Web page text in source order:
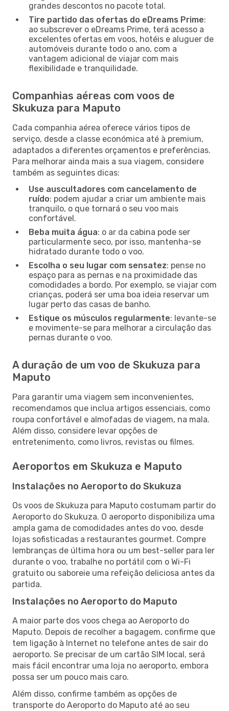
grandes descontos no pacote total.
Tire partido das ofertas do eDreams Prime:
ao subscrever o eDreams Prime, terá acesso a
excelentes ofertas em voos, hotéis e aluguer de
automóveis durante todo o ano, com a
vantagem adicional de viajar com mais
flexibilidade e tranquilidade.
Companhias aéreas com voos de
Skukuza para Maputo
Cada companhia aérea oferece vários tipos de
serviço, desde a classe económica até à premium,
adaptados a diferentes orçamentos e preferências.
Para melhorar ainda mais a sua viagem, considere
também as seguintes dicas:
Use auscultadores com cancelamento de
ruído: podem ajudar a criar um ambiente mais
tranquilo, o que tornará o seu voo mais
confortável.
Beba muita água: o ar da cabina pode ser
particularmente seco, por isso, mantenha-se
hidratado durante todo o voo.
Escolha o seu lugar com sensatez: pense no
espaço para as pernas e na proximidade das
comodidades a bordo. Por exemplo, se viajar com
crianças, poderá ser uma boa ideia reservar um
lugar perto das casas de banho.
Estique os músculos regularmente: levante-se
e movimente-se para melhorar a circulação das
pernas durante o voo.
A duração de um voo de Skukuza para
Maputo
Para garantir uma viagem sem inconvenientes,
recomendamos que inclua artigos essenciais, como
roupa confortável e almofadas de viagem, na mala.
Além disso, considere levar opções de
entretenimento, como livros, revistas ou filmes.
Aeroportos em Skukuza e Maputo
Instalações no Aeroporto do Skukuza
Os voos de Skukuza para Maputo costumam partir do
Aeroporto do Skukuza. O aeroporto disponibiliza uma
ampla gama de comodidades antes do voo, desde
lojas sofisticadas a restaurantes gourmet. Compre
lembranças de última hora ou um best-seller para ler
durante o voo, trabalhe no portátil com o Wi-Fi
gratuito ou saboreie uma refeição deliciosa antes da
partida.
Instalações no Aeroporto do Maputo
A maior parte dos voos chega ao Aeroporto do
Maputo. Depois de recolher a bagagem, confirme que
tem ligação à Internet no telefone antes de sair do
aeroporto. Se precisar de um cartão SIM local, será
mais fácil encontrar uma loja no aeroporto, embora
possa ser um pouco mais caro.
Além disso, confirme também as opções de
transporte do Aeroporto do Maputo até ao seu